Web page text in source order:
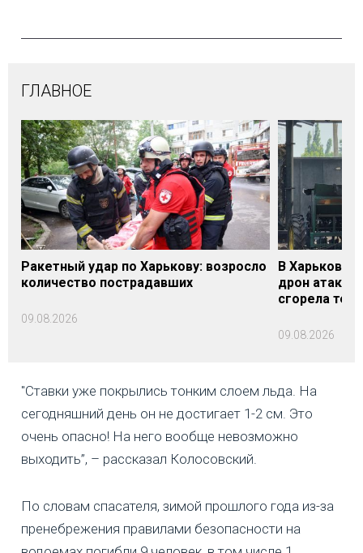
ГЛАВНОЕ
Ракетный удар по Харькову: возросло
количество пострадавших
09.08.2026
В
дрон
сгорела
09.08.2026
"Ставки уже покрылись тонким слоем льда. На
сегодняшний день он не достигает 1-2 см. Это
очень опасно! На него вообще невозможно
выходить”, – рассказал Колосовский.
По словам спасателя, зимой прошлого года из-за
пренебрежения правилами безопасности на